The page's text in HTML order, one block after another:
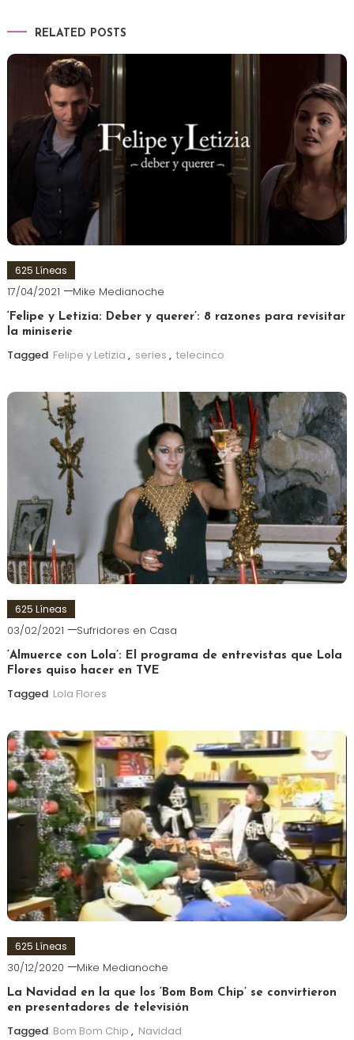
RELATED POSTS
625 Líneas
17/04/2021 Mike Medianoche
‘Felipe y Letizia: Deber y querer’: 8 razones para revisitar
la miniserie
Tagged Felipe y Letizia , series , telecinco
625 Líneas
03/02/2021 Sufridores en Casa
‘Almuerce con Lola’: El programa de entrevistas que Lola
Flores quiso hacer en TVE
Tagged Lola Flores
625 Líneas
30/12/2020 Mike Medianoche
La Navidad en la que los ‘Bom Bom Chip’ se convirtieron
en presentadores de televisión
Tagged Bom Bom Chip , Navidad